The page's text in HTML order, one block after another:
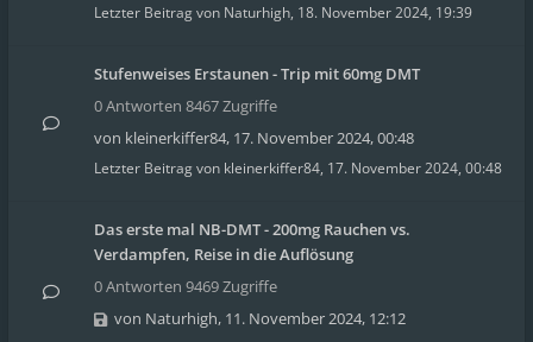
Letzter Beitrag von Naturhigh, 18. November 2024, 19:39
Stufenweises Erstaunen - Trip mit 60mg DMT
0 Antworten 8467 Zugriffe
von kleinerkiffer84, 17. November 2024, 00:48
Letzter Beitrag von kleinerkiffer84, 17. November 2024, 00:48
Das erste mal NB-DMT - 200mg Rauchen vs.
Verdampfen, Reise in die Auflösung
0 Antworten 9469 Zugriffe
von Naturhigh, 11. November 2024, 12:12